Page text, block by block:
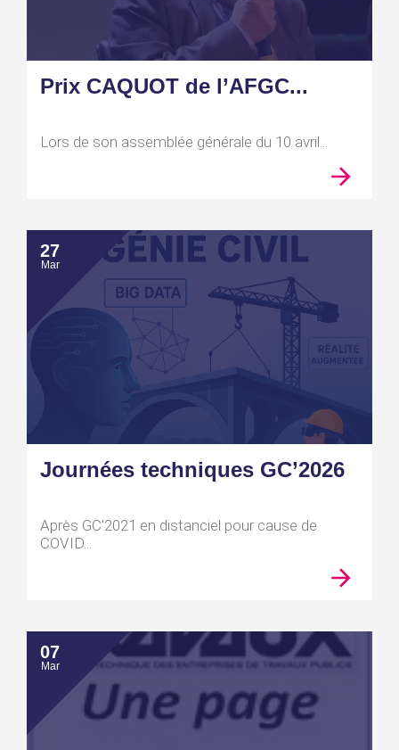
Prix CAQUOT de l’AFGC...
Lors de son assemblée générale du 10 avril...
27
Mar
Journées techniques GC’2026
Après GC'2021 en distanciel pour cause de
COVID...
07
Mar